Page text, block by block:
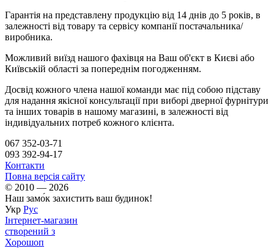
Гарантія на представлену продукцію від 14 днів до 5 років, в
залежності від товару та сервісу компанії постачальника/
виробника.
Можливий виїзд нашого фахівця на Ваш об'єкт в Києві або
Київській області за попереднім погодженням.
Досвід кожного члена нашої команди має під собою підставу
для надання якісної консультації при виборі дверної фурнітури
та інших товарів в нашому магазині, в залежності від
індивідуальних потреб кожного клієнта.
067 352-03-71
093 392-94-17
Контакти
Повна версія сайту
© 2010 — 2026
Наш замо́к захистить ваш будинок!
Укр Рус
Інтернет-магазин
створений з
Хорошоп